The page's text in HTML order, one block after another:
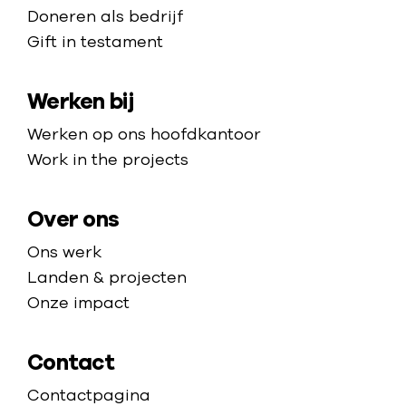
h
o
e
p
a
e
e
m
p
Doneren als bedrijf
Gift in testament
Werken bij
Werken op ons hoofdkantoor
Work in the projects
Over ons
Ons werk
Landen & projecten
Onze impact
Contact
Contactpagina